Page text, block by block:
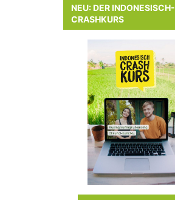
NEU: DER INDONESISCH-
CRASHKURS